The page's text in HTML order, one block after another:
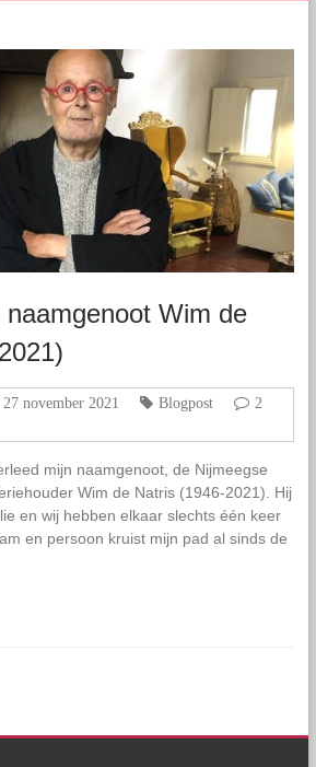
Wim de
27 november 2021 Blogpost
2
mijn naamgenoot, de Nijmeegse
Wim de Natris (1946-2021). Hij
en wij hebben elkaar slechts één keer
en persoon kruist mijn pad al sinds de